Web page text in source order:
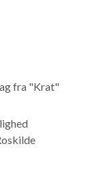
fra "Krat"